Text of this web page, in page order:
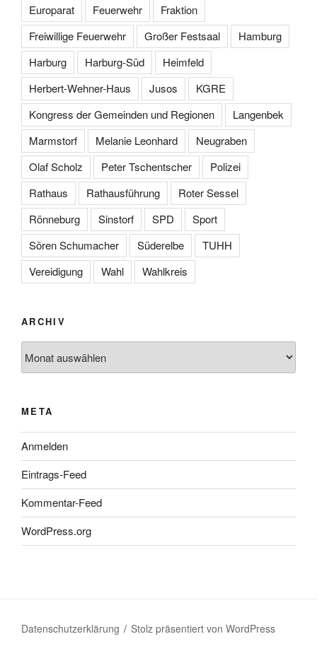
Europarat
Feuerwehr
Fraktion
Freiwillige Feuerwehr
Großer Festsaal
Hamburg
Harburg
Harburg-Süd
Heimfeld
Herbert-Wehner-Haus
Jusos
KGRE
Kongress der Gemeinden und Regionen
Langenbek
Marmstorf
Melanie Leonhard
Neugraben
Olaf Scholz
Peter Tschentscher
Polizei
Rathaus
Rathausführung
Roter Sessel
Rönneburg
Sinstorf SPD
Sport
Sören Schumacher
Süderelbe
TUHH
Vereidigung
Wahl Wahlkreis
ARCHIV
META
Anmelden
Eintrags-Feed
Kommentar-Feed
WordPress.org
Datenschutzerklärung Stolz präsentiert von WordPress